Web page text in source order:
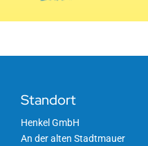
Standort
Henkel GmbH
An der alten Stadtmauer